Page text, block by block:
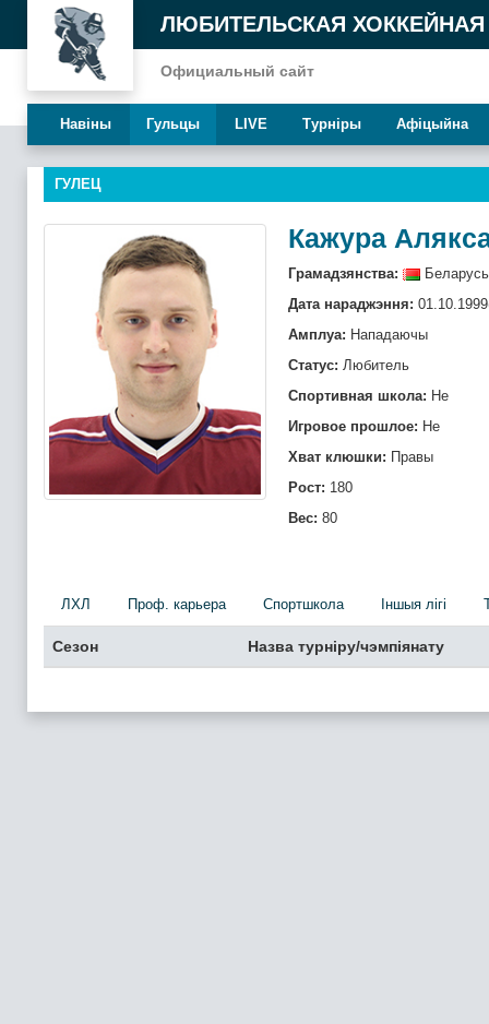
ЛЮБИТЕЛЬСКАЯ ХОККЕЙНАЯ
Официальный сайт
Навiны Гульцы LIVE Турнiры Афiцыйна
ГУЛЕЦ
Кажура
Грамадзянства:
Беларусь
Дата нараджэння:
Амплуа: Нападаючы
Статус: Любитель
Спортивная школа: Не
Игровое прошлое: Не
Хват клюшки: Правы
Рост: 180
Вес: 80
ЛХЛ Проф. карьера Спортшкола Iншыя лігі
Сезон Назва турніру/чэмпіянату